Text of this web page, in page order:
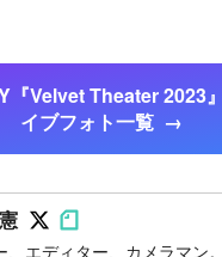
『Velvet Theater 2023
イブフォト一覧
Follow on SNS
Follow on SNS
、エディター、カメラマン